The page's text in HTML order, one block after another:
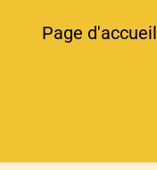
Page d'accueil